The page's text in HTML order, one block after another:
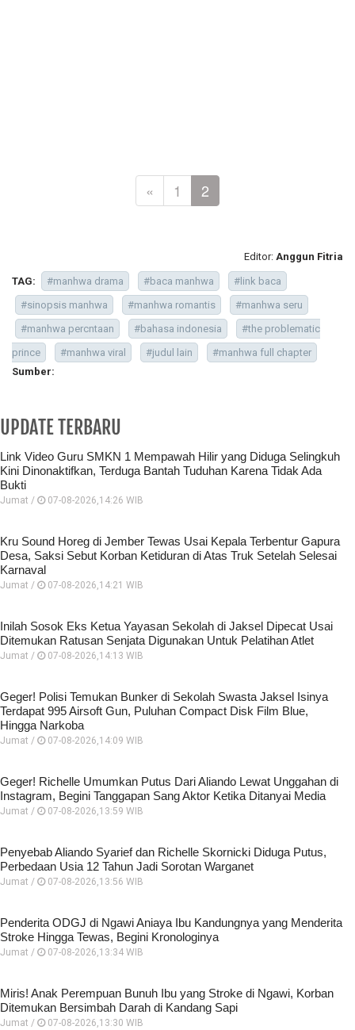
« 1 2
Editor: Anggun Fitria
TAG: #manhwa drama #baca manhwa
#link baca
#sinopsis manhwa
#manhwa romantis
#manhwa seru
#manhwa percntaan
#bahasa indonesia
#the problematic
prince
#manhwa viral #judul lain
#manhwa full chapter
Sumber:
UPDATE TERBARU
Link Video Guru SMKN 1 Mempawah Hilir yang Diduga Selingkuh
Kini Dinonaktifkan, Terduga Bantah Tuduhan Karena Tidak Ada
Bukti
Jumat / 07-08-2026,14:26 WIB
Kru Sound Horeg di Jember Tewas Usai Kepala Terbentur Gapura
Desa, Saksi Sebut Korban Ketiduran di Atas Truk Setelah Selesai
Karnaval
Jumat / 07-08-2026,14:21 WIB
Inilah Sosok Eks Ketua Yayasan Sekolah di Jaksel Dipecat Usai
Ditemukan Ratusan Senjata Digunakan Untuk Pelatihan Atlet
Jumat / 07-08-2026,14:13 WIB
Geger! Polisi Temukan Bunker di Sekolah Swasta Jaksel Isinya
Terdapat 995 Airsoft Gun, Puluhan Compact Disk Film Blue,
Hingga Narkoba
Jumat / 07-08-2026,14:09 WIB
Geger! Richelle Umumkan Putus Dari Aliando Lewat Unggahan di
Instagram, Begini Tanggapan Sang Aktor Ketika Ditanyai Media
Jumat / 07-08-2026,13:59 WIB
Penyebab Aliando Syarief dan Richelle Skornicki Diduga Putus,
Perbedaan Usia 12 Tahun Jadi Sorotan Warganet
Jumat / 07-08-2026,13:56 WIB
Penderita ODGJ di Ngawi Aniaya Ibu Kandungnya yang Menderita
Stroke Hingga Tewas, Begini Kronologinya
Jumat / 07-08-2026,13:34 WIB
Miris! Anak Perempuan Bunuh Ibu yang Stroke di Ngawi, Korban
Ditemukan Bersimbah Darah di Kandang Sapi
Jumat / 07-08-2026,13:30 WIB